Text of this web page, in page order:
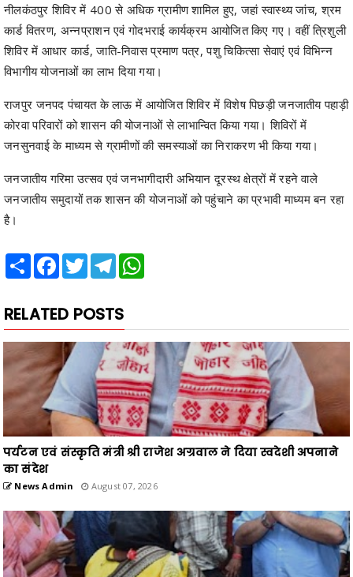
नीलकंठपुर शिविर में 400 से अधिक ग्रामीण शामिल हुए, जहां स्वास्थ्य जांच, श्रम
कार्ड वितरण, अन्नप्राशन एवं गोदभराई कार्यक्रम आयोजित किए गए। वहीं त्रिशुली
शिविर में आधार कार्ड, जाति-निवास प्रमाण पत्र, पशु चिकित्सा सेवाएं एवं विभिन्न
विभागीय योजनाओं का लाभ दिया गया।
राजपुर जनपद पंचायत के लाऊ में आयोजित शिविर में विशेष पिछड़ी जनजातीय पहाड़ी
कोरवा परिवारों को शासन की योजनाओं से लाभान्वित किया गया। शिविरों में
जनसुनवाई के माध्यम से ग्रामीणों की समस्याओं का निराकरण भी किया गया।
जनजातीय गरिमा उत्सव एवं जनभागीदारी अभियान दूरस्थ क्षेत्रों में रहने वाले
जनजातीय समुदायों तक शासन की योजनाओं को पहुंचाने का प्रभावी माध्यम बन रहा
है।
Share Facebook
TwitterTelegram
RELATED POSTS
पर्यटन एवं संस्कृति मंत्री श्री राजेश अग्रवाल ने दिया स्वदेशी अपनाने
का संदेश
News Admin August 07, 2026